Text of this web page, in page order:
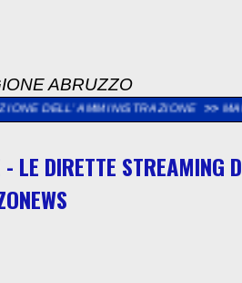
ABRUZZO
>> MARCINELLE, CGIL
- LE DIRETTE STREAMING